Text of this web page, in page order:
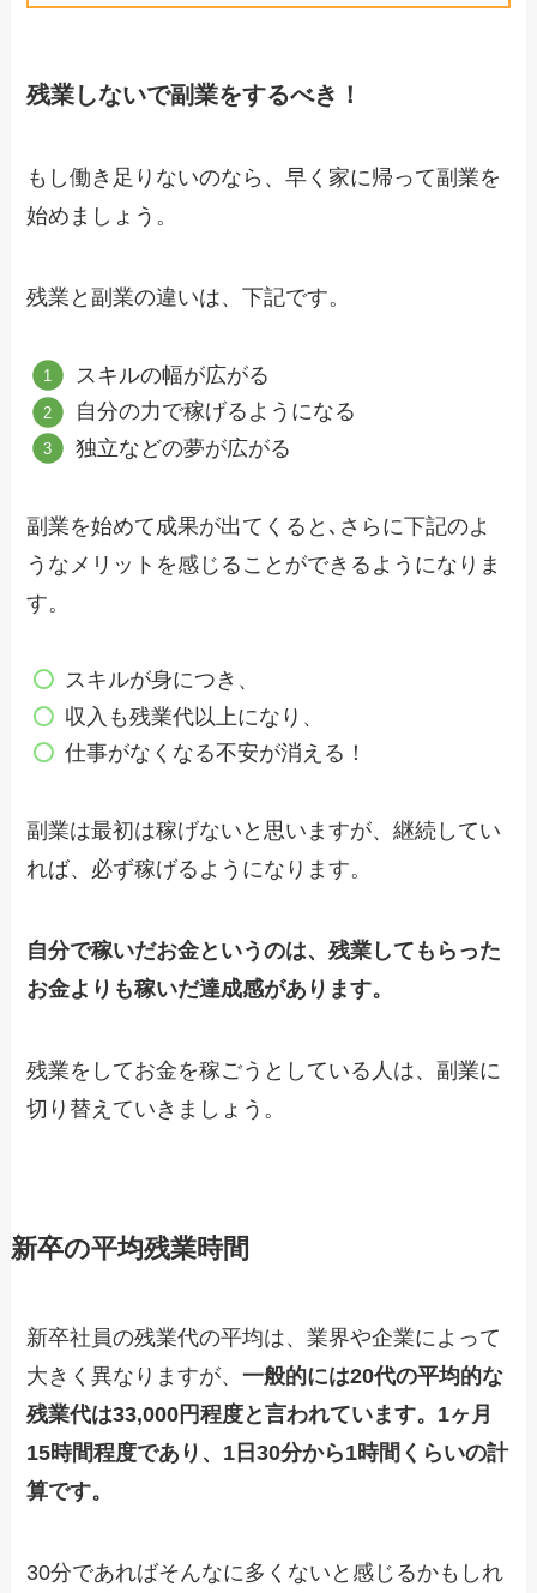
残業しないで副業をするべき！
もし働き足りないのなら、早く家に帰って副業を
始めましょう。
残業と副業の違いは、下記です。
スキルの幅が広がる
自分の力で稼げるようになる
独立などの夢が広がる
副業を始めて成果が出てくると､さらに下記のよ
うなメリットを感じることができるようになりま
す。
スキルが身につき、
収入も残業代以上になり、
仕事がなくなる不安が消える！
副業は最初は稼げないと思いますが、継続してい
れば、必ず稼げるようになります。
自分で稼いだお金というのは、残業してもらった
お金よりも稼いだ達成感があります。
残業をしてお金を稼ごうとしている人は、副業に
切り替えていきましょう。
新卒の平均残業時間
新卒社員の残業代の平均は、業界や企業によって
大きく異なりますが、一般的には20代の平均的な
残業代は33,000円程度と言われています。1ヶ月
15時間程度であり、1日30分から1時間くらいの計
算です。
30分であればそんなに多くないと感じるかもしれ